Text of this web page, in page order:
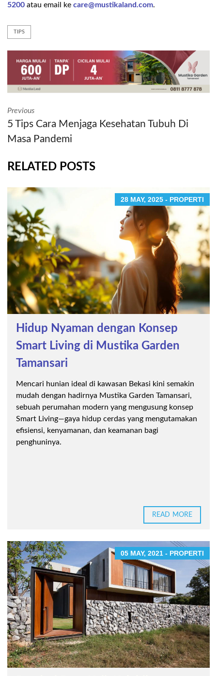
5200 atau email ke care@mustikaland.com.
TIPS
Previous
5 Tips Cara Menjaga Kesehatan Tubuh Di
Masa Pandemi
RELATED POSTS
28 MAY, 2025 - PROPERTI
Hidup Nyaman dengan Konsep
Smart Living di Mustika Garden
Tamansari
Mencari hunian ideal di kawasan Bekasi kini semakin
mudah dengan hadirnya Mustika Garden Tamansari,
sebuah perumahan modern yang mengusung konsep
Smart Living—gaya hidup cerdas yang mengutamakan
efisiensi, kenyamanan, dan keamanan bagi
penghuninya.
READ MORE
05 MAY, 2021 - PROPERTI